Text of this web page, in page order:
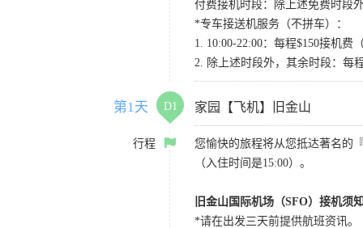
付费接机时段：除上述免费时段
*专车接送机服务（不拼车）：
1. 10:00-22:00：每程$150接机
2. 除上述时段外，其余时段：每
第1天 D1 家园【飞机】旧金山
行程
您愉快的旅程将从您抵达著名的
（入住时间是15:00）。
旧金山国际机场（SFO）接机须
*请在出发三天前提供航班资讯。